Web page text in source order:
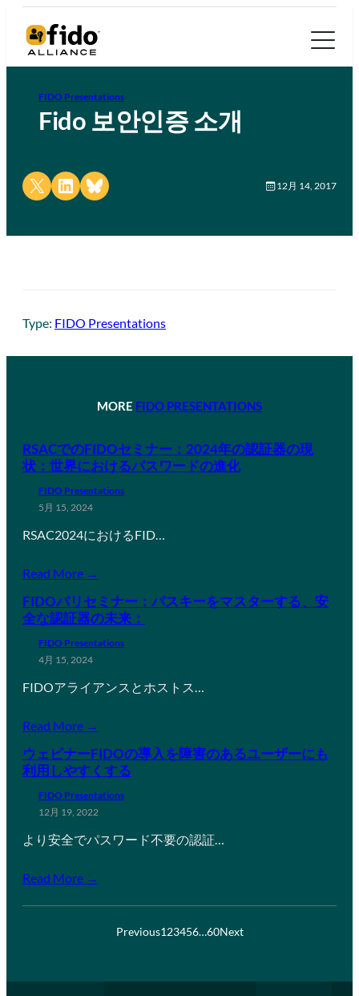
FIDO Presentations
Fido 보안인증 소개
Share on X Share on LinkedIn
Share on Bluesky 12月 14, 2017
Type: FIDO Presentations
MORE FIDO PRESENTATIONS
RSACでのFIDOセミナー：2024年の認証器の現
状：世界におけるパスワードの進化
FIDO Presentations
5月 15, 2024
RSAC2024におけるFID…
Read More →
FIDOパリセミナー：パスキーをマスターする、安
全な認証器の未来：
FIDO Presentations
4月 15, 2024
FIDOアライアンスとホストス…
Read More →
ウェビナーFIDOの導入を障害のあるユーザーにも
利用しやすくする
FIDO Presentations
12月 19, 2022
より安全でパスワード不要の認証…
Read More →
Previous123456…60Next